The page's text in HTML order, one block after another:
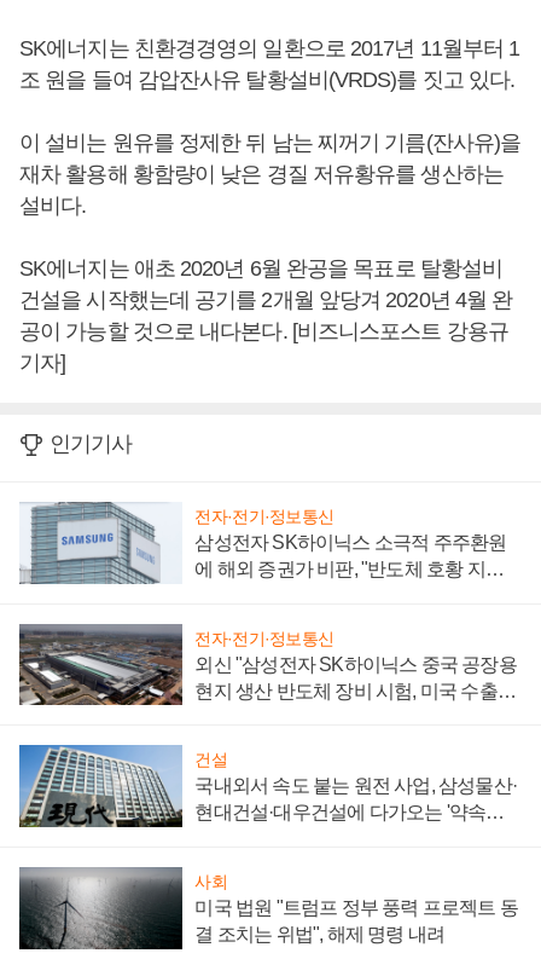
SK에너지는 친환경경영의 일환으로 2017년 11월부터 1
조 원을 들여 감압잔사유 탈황설비(VRDS)를 짓고 있다.
이 설비는 원유를 정제한 뒤 남는 찌꺼기 기름(잔사유)을
재차 활용해 황함량이 낮은 경질 저유황유를 생산하는
설비다.
SK에너지는 애초 2020년 6월 완공을 목표로 탈황설비
건설을 시작했는데 공기를 2개월 앞당겨 2020년 4월 완
공이 가능할 것으로 내다본다. [비즈니스포스트 강용규
기자]
인기기사
전자·전기·정보통신
삼성전자 SK하이닉스 소극적 주주환원
에 해외 증권가 비판, "반도체 호황 지속
전자·전기·정보통신
외신 "삼성전자 SK하이닉스 중국 공장용
현지 생산 반도체 장비 시험, 미국 수출통
건설
국내외서 속도 붙는 원전 사업, 삼성물산·
현대건설·대우건설에 다가오는 '약속의
사회
미국 법원 "트럼프 정부 풍력 프로젝트 동
결 조치는 위법", 해제 명령 내려